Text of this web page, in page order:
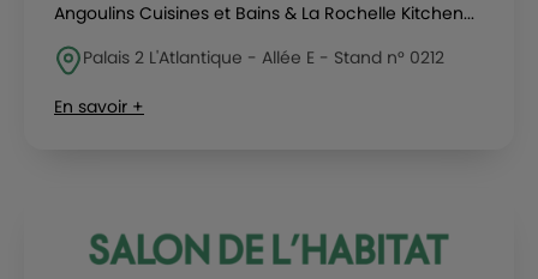
Angoulins Cuisines et Bains & La Rochelle Kitchen...
Palais 2 L'Atlantique - Allée E - Stand n° 0212
En savoir +